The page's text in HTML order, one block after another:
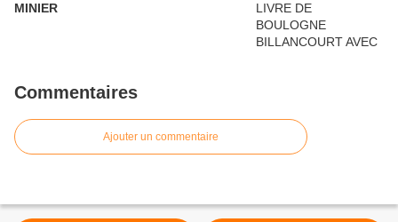
MINIER
Commentaires
Ajouter un commentaire